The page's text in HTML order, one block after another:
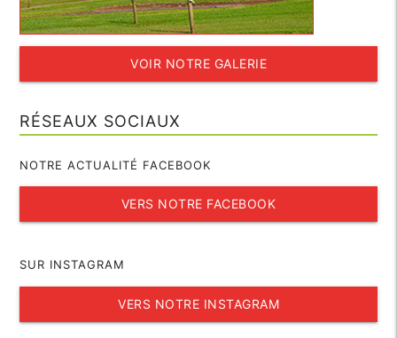
VOIR NOTRE GALERIE
RÉSEAUX SOCIAUX
NOTRE ACTUALITÉ FACEBOOK
VERS NOTRE FACEBOOK
SUR INSTAGRAM
VERS NOTRE INSTAGRAM